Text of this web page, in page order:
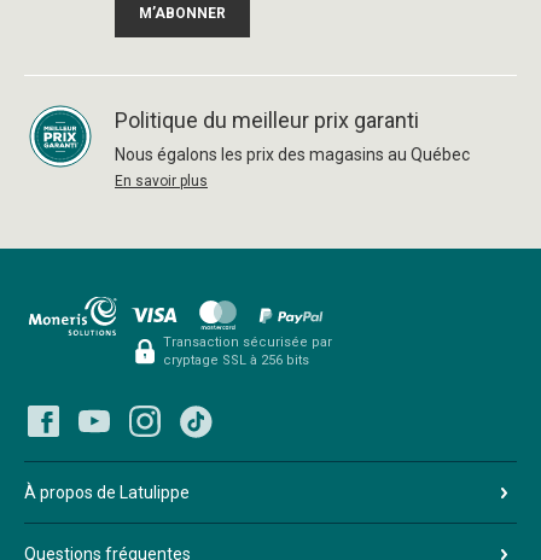
M’ABONNER
Politique du meilleur prix garanti
Nous égalons les prix des magasins au Québec
En savoir plus
Transaction sécurisée par
cryptage SSL à 256 bits
À propos de Latulippe
Questions fréquentes